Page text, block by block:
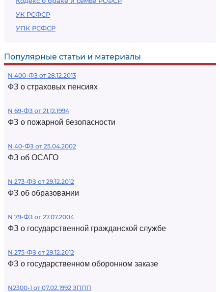
УК РСФСР
УПК РСФСР
Популярные статьи и материалы
N 400-ФЗ от 28.12.2013
ФЗ о страховых пенсиях
N 69-ФЗ от 21.12.1994
ФЗ о пожарной безопасности
N 40-ФЗ от 25.04.2002
ФЗ об ОСАГО
N 273-ФЗ от 29.12.2012
ФЗ об образовании
N 79-ФЗ от 27.07.2004
ФЗ о государственной гражданской службе
N 275-ФЗ от 29.12.2012
ФЗ о государственном оборонном заказе
N2300-1 от 07.02.1992 ЗППП